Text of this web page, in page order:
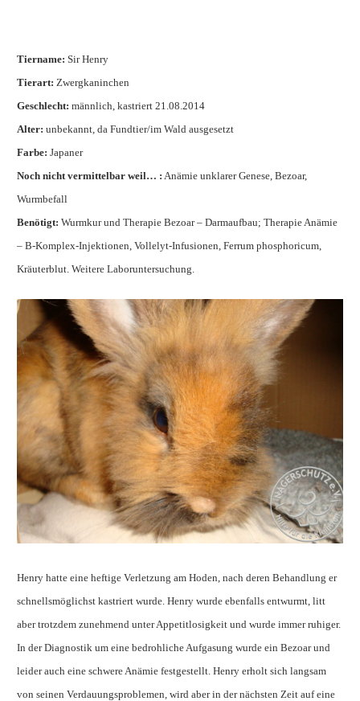
Tiername:Sir Henry
Tierart: Zwergkaninchen
Geschlecht: männlich, kastriert 21.08.2014
Alter: unbekannt, da Fundtier/im Wald ausgesetzt
Farbe: Japaner
Noch nicht vermittelbar weil… : Anämie unklarer Genese, Bezoar,
Wurmbefall
Benötigt: Wurmkur und Therapie Bezoar – Darmaufbau; Therapie Anämie
– B-Komplex-Injektionen, Vollelyt-Infusionen, Ferrum phosphoricum,
Kräuterblut. Weitere Laboruntersuchung.
Henry hatte eine heftige Verletzung am Hoden, nach deren Behandlung er
schnellsmöglichst kastriert wurde. Henry wurde ebenfalls entwurmt, litt
aber trotzdem zunehmend unter Appetitlosigkeit und wurde immer ruhiger.
In der Diagnostik um eine bedrohliche Aufgasung wurde ein Bezoar und
leider auch eine schwere Anämie festgestellt. Henry erholt sich langsam
von seinen Verdauungsproblemen, wird aber in der nächsten Zeit auf eine